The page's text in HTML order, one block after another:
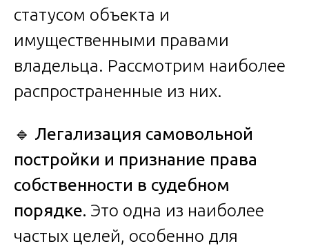
статусом объекта и
имущественными правами
владельца. Рассмотрим наиболее
распространенные из них.
🔹Легализация самовольной
постройки и признание права
собственности в судебном
порядке. Это одна из наиболее
частых целей, особенно для